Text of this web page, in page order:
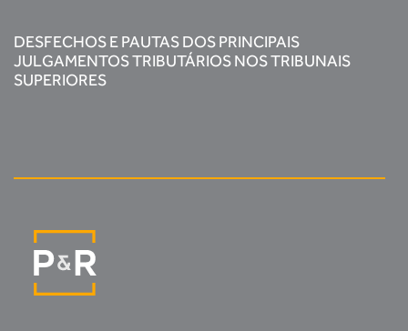
DESFECHOS E PAUTAS DOS PRINCIPAIS
JULGAMENTOS TRIBUTÁRIOS NOS TRIBUNAIS
SUPERIORES